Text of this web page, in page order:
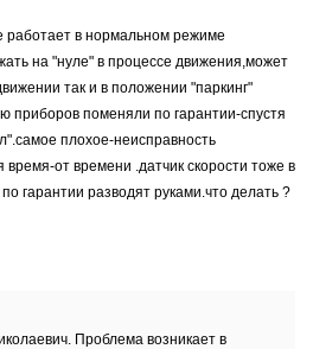
работает в нормальном режиме
на "нуле" в процессе движения,может
так и в положении "паркинг"
приборов поменяли по гарантии-спустя
плохое-неисправность
от времени .датчик скорости тоже в
гарантии разводят руками.что делать ?
Проблема возникает в